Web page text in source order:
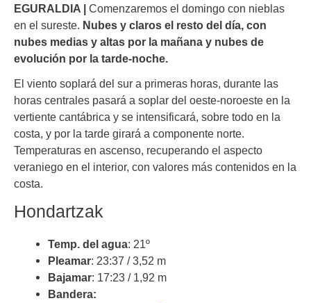
EGURALDIA | Comenzaremos el domingo con nieblas
en el sureste. Nubes y claros el resto del día, con
nubes medias y altas por la mañana y nubes de
evolución por la tarde-noche.
El viento soplará del sur a primeras horas, durante las
horas centrales pasará a soplar del oeste-noroeste en la
vertiente cantábrica y se intensificará, sobre todo en la
costa, y por la tarde girará a componente norte.
Temperaturas en ascenso, recuperando el aspecto
veraniego en el interior, con valores más contenidos en la
costa.
Hondartzak
Temp. del agua: 21º
Pleamar: 23:37 / 3,52 m
Bajamar: 17:23 / 1,92 m
Bandera: